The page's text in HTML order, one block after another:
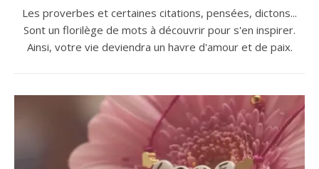
Les proverbes et certaines citations, pensées, dictons...
Sont un florilège de mots à découvrir pour s'en inspirer.
Ainsi, votre vie deviendra un havre d'amour et de paix.